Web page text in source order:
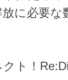
に必要な
ト！